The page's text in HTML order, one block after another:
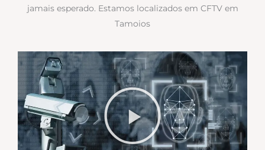
jamais esperado. Estamos localizados em CFTV em
Tamoios